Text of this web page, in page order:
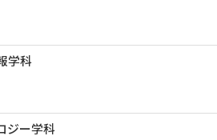
学科
ジー学科